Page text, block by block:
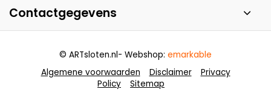
Contactgegevens
Algemene voorwaarden Disclaimer
Privacy
Policy
Sitemap
© ARTsloten.nl- Webshop: emarkable